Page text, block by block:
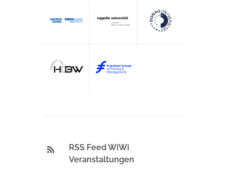
RSS Feed WiWi
Veranstaltungen